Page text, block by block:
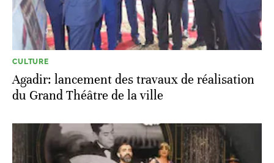
CULTURE
Agadir: lancement des travaux de réalisation
du Grand Théâtre de la ville